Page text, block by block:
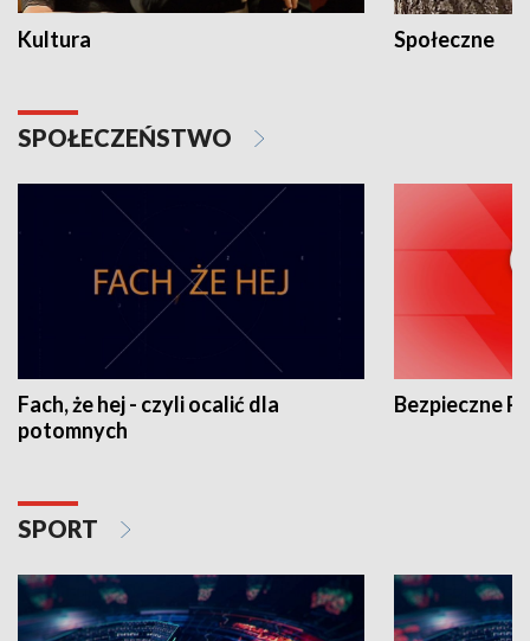
Kultura Społeczne
SPOŁECZEŃSTWO
Fach, że hej - czyli ocalić dla
potomnych
Bezpieczne
SPORT